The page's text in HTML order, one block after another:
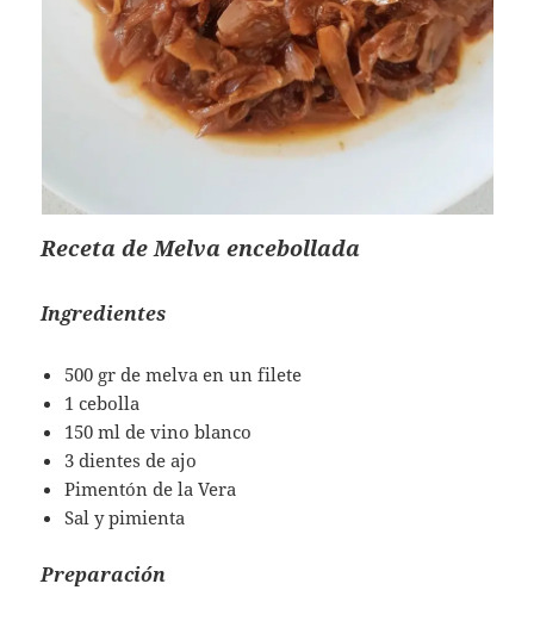
Receta de Melva encebollada
Ingredientes
500 gr de melva en un filete
1 cebolla
150 ml de vino blanco
3 dientes de ajo
Pimentón de la Vera
Sal y pimienta
Preparación